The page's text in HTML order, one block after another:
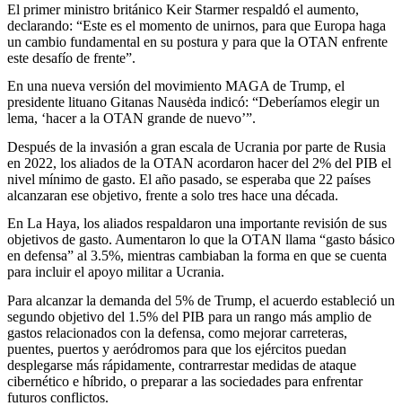
El primer ministro británico Keir Starmer respaldó el aumento,
declarando: “Este es el momento de unirnos, para que Europa haga
un cambio fundamental en su postura y para que la OTAN enfrente
este desafío de frente”.
En una nueva versión del movimiento MAGA de Trump, el
presidente lituano Gitanas Nausėda indicó: “Deberíamos elegir un
lema, ‘hacer a la OTAN grande de nuevo’”.
Después de la invasión a gran escala de Ucrania por parte de Rusia
en 2022, los aliados de la OTAN acordaron hacer del 2% del PIB el
nivel mínimo de gasto. El año pasado, se esperaba que 22 países
alcanzaran ese objetivo, frente a solo tres hace una década.
En La Haya, los aliados respaldaron una importante revisión de sus
objetivos de gasto. Aumentaron lo que la OTAN llama “gasto básico
en defensa” al 3.5%, mientras cambiaban la forma en que se cuenta
para incluir el apoyo militar a Ucrania.
Para alcanzar la demanda del 5% de Trump, el acuerdo estableció un
segundo objetivo del 1.5% del PIB para un rango más amplio de
gastos relacionados con la defensa, como mejorar carreteras,
puentes, puertos y aeródromos para que los ejércitos puedan
desplegarse más rápidamente, contrarrestar medidas de ataque
cibernético e híbrido, o preparar a las sociedades para enfrentar
futuros conflictos.